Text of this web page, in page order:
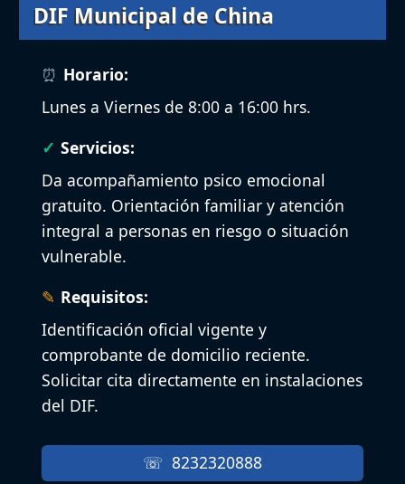
DIF Municipal de China
Horario:
Lunes a Viernes de 8:00 a 16:00 hrs.
Servicios:
Da acompañamiento psico emocional
gratuito. Orientación familiar y atención
integral a personas en riesgo o situación
vulnerable.
Requisitos:
Identificación oficial vigente y
comprobante de domicilio reciente.
Solicitar cita directamente en instalaciones
del DIF.
8232320888